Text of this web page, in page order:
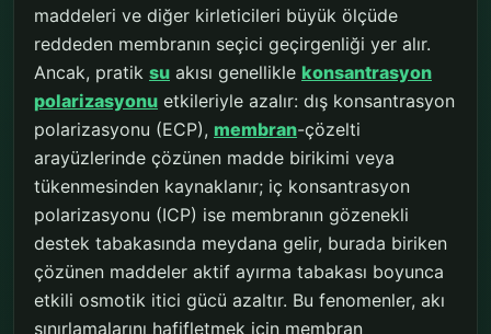
maddeleri ve diğer kirleticileri büyük ölçüde
reddeden membranın seçici geçirgenliği yer alır.
Ancak, pratik su akısı genellikle konsantrasyon
polarizasyonu etkileriyle azalır: dış konsantrasyon
polarizasyonu (ECP), membran-çözelti
arayüzlerinde çözünen madde birikimi veya
tükenmesinden kaynaklanır; iç konsantrasyon
polarizasyonu (ICP) ise membranın gözenekli
destek tabakasında meydana gelir, burada biriken
çözünen maddeler aktif ayırma tabakası boyunca
etkili osmotik itici gücü azaltır. Bu fenomenler, akı
sınırlamalarını hafifletmek için membran